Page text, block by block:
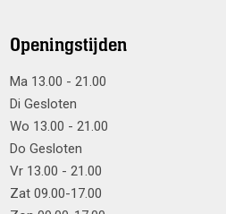
Openingstijden
Ma 13.00 - 21.00
Di Gesloten
Wo 13.00 - 21.00
Do Gesloten
Vr 13.00 - 21.00
Zat 09.00-17.00